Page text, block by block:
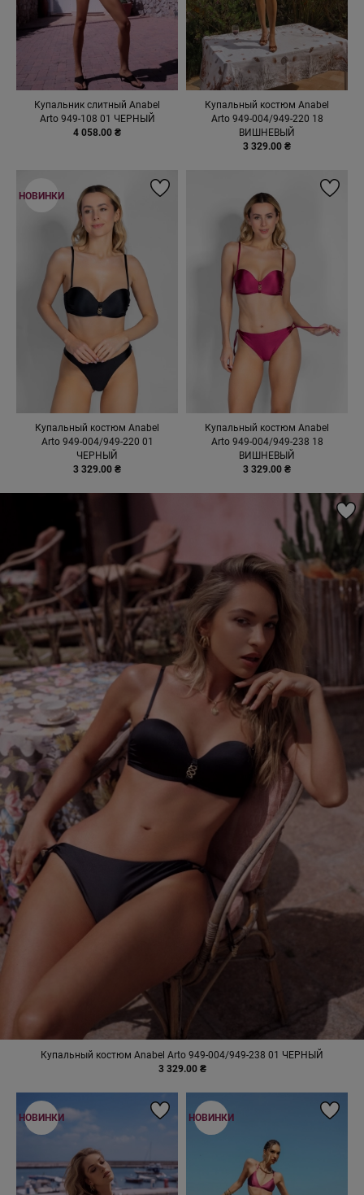
Купальник слитный Anabel
Arto 949-108 01 ЧЕРНЫЙ
4 058.00 ₴
Купальный костюм Anabel
Arto 949-004/949-220 18
ВИШНЕВЫЙ
3 329.00 ₴
Купальный костюм Anabel
Arto 949-004/949-220 01
ЧЕРНЫЙ
3 329.00 ₴
НОВИНКИ
Купальный костюм Anabel
Arto 949-004/949-238 18
ВИШНЕВЫЙ
3 329.00 ₴
Купальный костюм Anabel Arto 949-004/949-238 01 ЧЕРНЫЙ
3 329.00 ₴
НОВИНКИ НОВИНКИ